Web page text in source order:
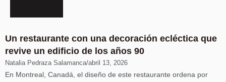
Un restaurante con una decoración ecléctica que
revive un edificio de los años 90
Natalia Pedraza Salamanca/abril 13, 2026
En Montreal, Canadá, el diseño de este restaurante ordena por